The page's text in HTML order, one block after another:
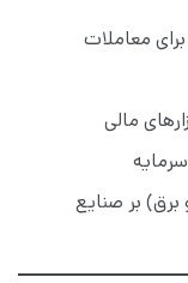
معاملات
مالی
بر صنایع